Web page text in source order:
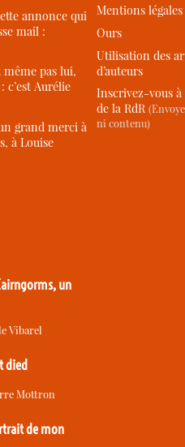
annonce qui
mail :
même pas lui,
c’est Aurélie
grand merci à
à Louise
un
Vibarel
died
Mottron
de mon
Mentions légales
Ours
Utilisation des
d’auteurs
Inscrivez-vous
de la RdR
ni contenu)